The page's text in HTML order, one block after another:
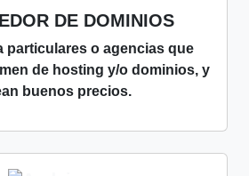
DE DOMINIOS
particulares o agencias que
de hosting y/o dominios, y
buenos precios.